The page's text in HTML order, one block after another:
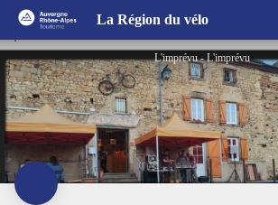
La Région du vélo
L'imprévu - L'imprévu